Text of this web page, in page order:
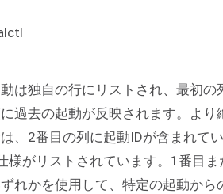
は独自の行にリストされ、最初の
過去の起動が反映されます。より
、2番目の列に起動IDが含まれて
様がリストされています。1番目ま
れかを使用して、特定の起動から